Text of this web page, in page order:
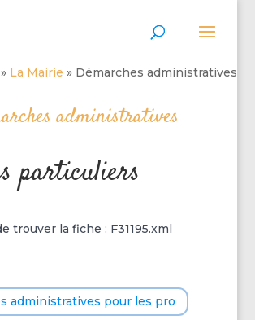
» La Mairie » Démarches administratives
administratives
particuliers
trouver la fiche : F31195.xml
administratives pour les pro